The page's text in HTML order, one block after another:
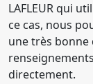
LAFLEUR qui
ce cas, nous
une très bonne
directement.